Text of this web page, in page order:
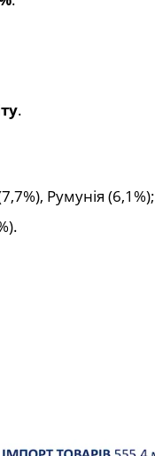
.
Румунія (6,1%);